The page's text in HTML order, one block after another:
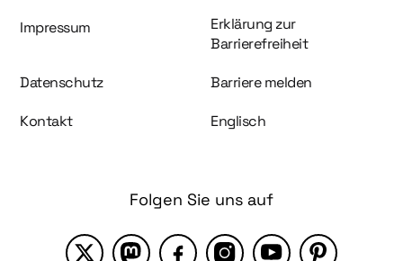
Information und Service
Impressum
Erklärung zur
Barrierefreiheit
Datenschutz Barriere melden
Kontakt Englisch
Folgen Sie uns auf